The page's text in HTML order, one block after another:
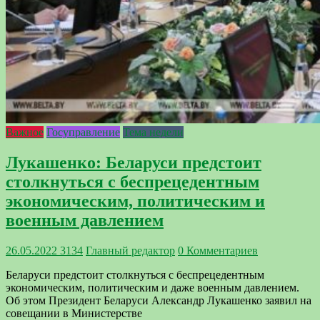
Важное Госуправление Тема недели
Лукашенко: Беларуси предстоит
столкнуться с беспрецедентным
экономическим, политическим и
военным давлением
26.05.2022 3134 Главный редактор 0 Комментариев
Беларуси предстоит столкнуться с беспрецедентным
экономическим, политическим и даже военным давлением.
Об этом Президент Беларуси Александр Лукашенко заявил на
совещании в Министерстве